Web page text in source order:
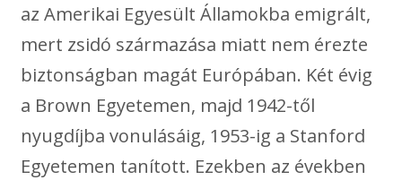
az Amerikai Egyesült Államokba emigrált,
mert zsidó származása miatt nem érezte
biztonságban magát Európában. Két évig
a Brown Egyetemen, majd 1942-től
nyugdíjba vonulásáig, 1953-ig a Stanford
Egyetemen tanított. Ezekben az években